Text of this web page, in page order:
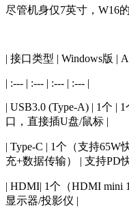
尽管机身仅7英寸，W16
| 接口类型 | Windows版 |
| :--- | :--- | :--- | :--- |
| USB3.0 (Type-A) | 1个 |
口，直接插U盘/鼠标 |
| Type-C | 1个（支持65W
充+数据传输） | 支持PD
| HDMI| 1个（HDMI mini
显示器/投影仪 |